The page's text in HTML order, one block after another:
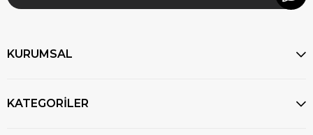
KURUMSAL
KATEGORİLER